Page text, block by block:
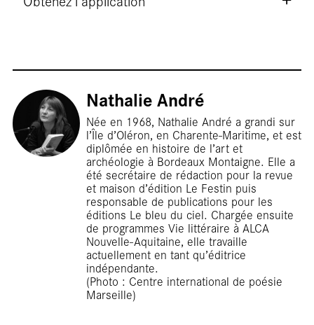
Nathalie André
Née en 1968, Nathalie André a grandi sur
l’Île d’Oléron, en Charente-Maritime, et est
diplômée en histoire de l’art et
archéologie à Bordeaux Montaigne. Elle a
été secrétaire de rédaction pour la revue
et maison d’édition Le Festin puis
responsable de publications pour les
éditions Le bleu du ciel. Chargée ensuite
de programmes Vie littéraire à ALCA
Nouvelle-Aquitaine, elle travaille
actuellement en tant qu’éditrice
indépendante.
(Photo : Centre international de poésie
Marseille)